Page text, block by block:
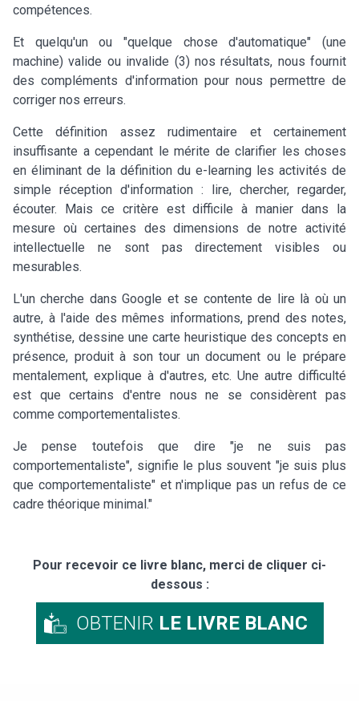
compétences.
Et quelqu'un ou "quelque chose d'automatique" (une
machine) valide ou invalide (3) nos résultats, nous fournit
des compléments d'information pour nous permettre de
corriger nos erreurs.
Cette définition assez rudimentaire et certainement
insuffisante a cependant le mérite de clarifier les choses
en éliminant de la définition du e-learning les activités de
simple réception d'information : lire, chercher, regarder,
écouter. Mais ce critère est difficile à manier dans la
mesure où certaines des dimensions de notre activité
intellectuelle ne sont pas directement visibles ou
mesurables.
L'un cherche dans Google et se contente de lire là où un
autre, à l'aide des mêmes informations, prend des notes,
synthétise, dessine une carte heuristique des concepts en
présence, produit à son tour un document ou le prépare
mentalement, explique à d'autres, etc. Une autre difficulté
est que certains d'entre nous ne se considèrent pas
comme comportementalistes.
Je pense toutefois que dire "je ne suis pas
comportementaliste", signifie le plus souvent "je suis plus
que comportementaliste" et n'implique pas un refus de ce
cadre théorique minimal."
Pour recevoir ce livre blanc, merci de cliquer ci-
dessous :
OBTENIR LE LIVRE BLANC